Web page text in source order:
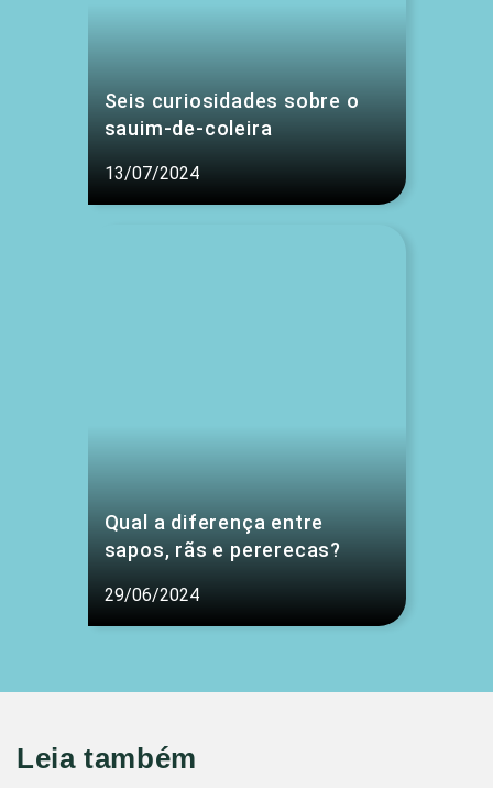
Seis curiosidades sobre o
sauim-de-coleira
13/07/2024
Qual a diferença entre
sapos, rãs e pererecas?
29/06/2024
Leia também